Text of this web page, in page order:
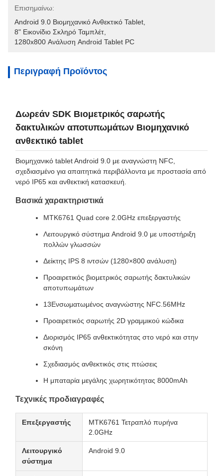
Επισημαίνω:
Android 9.0 Βιομηχανικό Ανθεκτικό Tablet
8" Εικονίδιο Σκληρό Ταμπλέτ
1280x800 Ανάλυση Android Tablet PC
Περιγραφή Προϊόντος
Δωρεάν SDK Βιομετρικός σαρωτής
δακτυλικών αποτυπωμάτων Βιομηχανικό
ανθεκτικό tablet
Βιομηχανικό tablet Android 9.0 με αναγνώστη NFC,
σχεδιασμένο για απαιτητικά περιβάλλοντα με προστασία από
νερό IP65 και ανθεκτική κατασκευή.
Βασικά χαρακτηριστικά
MTK6761 Quad core 2.0GHz επεξεργαστής
Λειτουργικό σύστημα Android 9.0 με υποστήριξη
πολλών γλωσσών
Δείκτης IPS 8 ιντσών (1280×800 ανάλυση)
Προαιρετικός βιομετρικός σαρωτής δακτυλικών
αποτυπωμάτων
13Ενσωματωμένος αναγνώστης NFC.56MHz
Προαιρετικός σαρωτής 2D γραμμικού κώδικα
Διορισμός IP65 ανθεκτικότητας στο νερό και στην
σκόνη
Σχεδιασμός ανθεκτικός στις πτώσεις
Η μπαταρία μεγάλης χωρητικότητας 8000mAh
Τεχνικές προδιαγραφές
Επεξεργαστής
MTK6761 Τετραπλό πυρήνα
2.0GHz
Λειτουργικό
σύστημα
Android 9.0